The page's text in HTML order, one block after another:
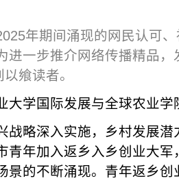
年期间涌现的网民认可
进一步推介网络传播精品
飨读者。
大学国际发展与全球农业
战略深入实施，乡村发展
青年加入返乡入乡创业大
景的不断涌现。青年返乡创